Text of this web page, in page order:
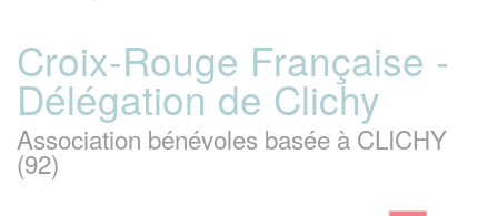
Croix-Rouge Française -
Délégation de Clichy
Association bénévoles basée à CLICHY
(92)